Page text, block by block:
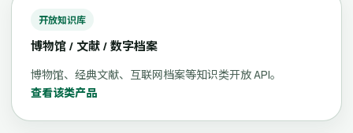
开放知识库
博物馆 / 文献 / 数字档案
博物馆、经典文献、互联网档案等知识类开放 API。
查看该类产品